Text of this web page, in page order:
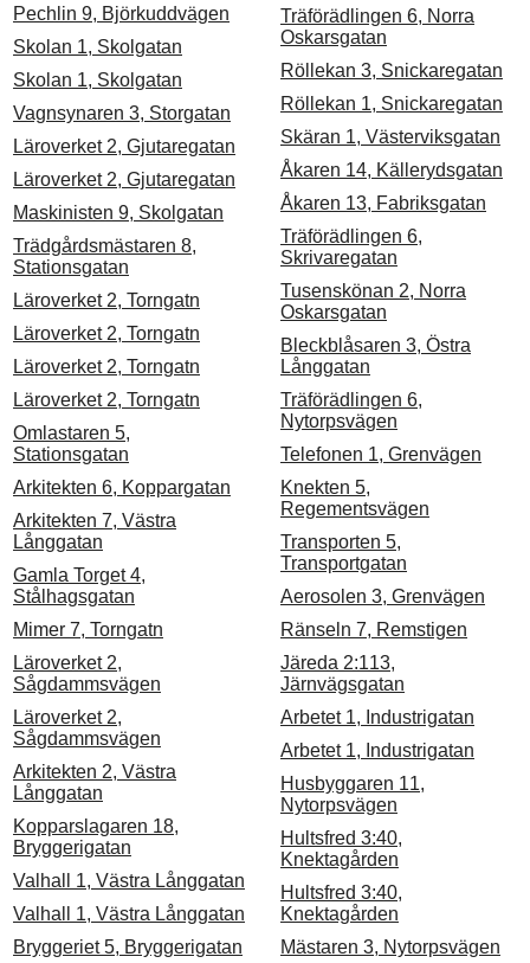
Pechlin 9, Björkuddvägen
Skolan 1, Skolgatan
Skolan 1, Skolgatan
Vagnsynaren 3, Storgatan
Läroverket 2, Gjutaregatan
Läroverket 2, Gjutaregatan
Maskinisten 9, Skolgatan
Trädgårdsmästaren 8,
Stationsgatan
Läroverket 2, Torngatn
Läroverket 2, Torngatn
Läroverket 2, Torngatn
Läroverket 2, Torngatn
Omlastaren 5,
Stationsgatan
Arkitekten 6, Koppargatan
Arkitekten 7, Västra
Långgatan
Gamla Torget 4,
Stålhagsgatan
Mimer 7, Torngatn
Läroverket 2,
Sågdammsvägen
Läroverket 2,
Sågdammsvägen
Arkitekten 2, Västra
Långgatan
Kopparslagaren 18,
Bryggerigatan
Valhall 1, Västra Långgatan
Valhall 1, Västra Långgatan
Bryggeriet 5, Bryggerigatan
Träförädlingen 6, Norra
Oskarsgatan
Röllekan 3, Snickaregatan
Röllekan 1, Snickaregatan
Skäran 1, Västerviksgatan
Åkaren 14, Källerydsgatan
Åkaren 13, Fabriksgatan
Träförädlingen 6,
Skrivaregatan
Tusenskönan 2, Norra
Oskarsgatan
Bleckblåsaren 3, Östra
Långgatan
Träförädlingen 6,
Nytorpsvägen
Telefonen 1, Grenvägen
Knekten 5,
Regementsvägen
Transporten 5,
Transportgatan
Aerosolen 3, Grenvägen
Ränseln 7, Remstigen
Järeda 2:113,
Järnvägsgatan
Arbetet 1, Industrigatan
Arbetet 1, Industrigatan
Husbyggaren 11,
Nytorpsvägen
Hultsfred 3:40,
Knektagården
Hultsfred 3:40,
Knektagården
Mästaren 3, Nytorpsvägen